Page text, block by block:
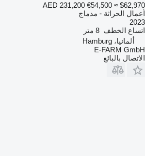
AED 231,200 €54,500 ≈ $62,970
أعمال الحراثة - مدماج
2023
اتساع الخطف 8 متر
ألمانيا، Hamburg
E-FARM GmbH
الاتصال بالبائع